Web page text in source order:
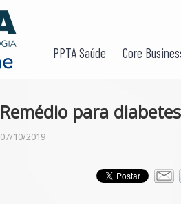
PPTA Saúde Core
Remédio para
07/10/2019